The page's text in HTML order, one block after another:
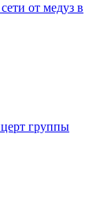
от медуз в
группы